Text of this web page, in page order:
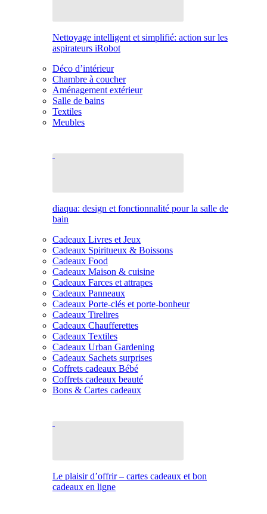
Nettoyage intelligent et simplifié: action sur les
aspirateurs iRobot
Déco d’intérieur
Chambre à coucher
Aménagement extérieur
Salle de bains
Textiles
Meubles
diaqua: design et fonctionnalité pour la salle de
bain
Cadeaux Livres et Jeux
Cadeaux Spiritueux & Boissons
Cadeaux Food
Cadeaux Maison & cuisine
Cadeaux Farces et attrapes
Cadeaux Panneaux
Cadeaux Porte-clés et porte-bonheur
Cadeaux Tirelires
Cadeaux Chaufferettes
Cadeaux Textiles
Cadeaux Urban Gardening
Cadeaux Sachets surprises
Coffrets cadeaux Bébé
Coffrets cadeaux beauté
Bons & Cartes cadeaux
Le plaisir d’offrir – cartes cadeaux et bon
cadeaux en ligne